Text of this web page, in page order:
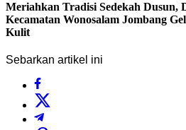
Meriahkan Tradisi Sedekah Dusun,
Kecamatan Wonosalam Jombang
Kulit
Sebarkan artikel ini